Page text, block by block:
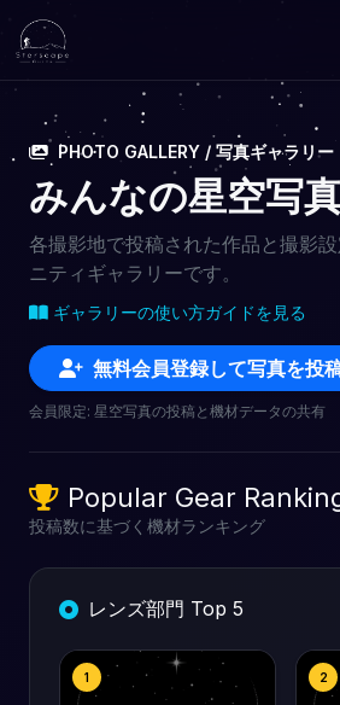
PHOTO GALLERY / 写真ギャラリー
みんなの星空写
各撮影地で投稿された作品と撮影
ニティギャラリーです。
ギャラリーの使い方ガイドを見る
無料会員登録して写真を投
会員限定: 星空写真の投稿と機材データの共有
Popular Gear
投稿数に基づく機材ランキング
レンズ部門 Top 5
1 2